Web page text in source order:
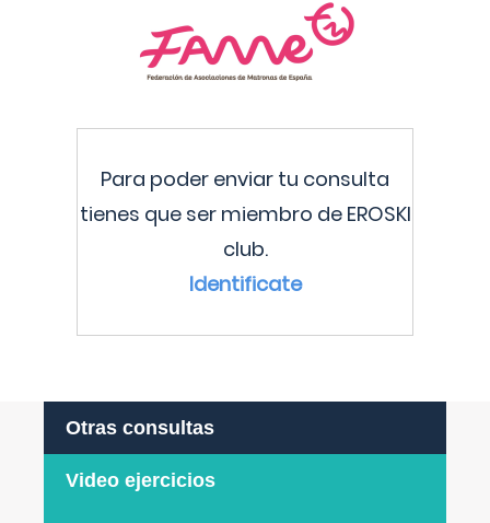
Para poder enviar tu consulta
tienes que ser miembro de EROSKI
club.
Identificate
Otras consultas
Video ejercicios